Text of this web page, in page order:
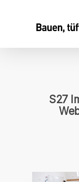
S27